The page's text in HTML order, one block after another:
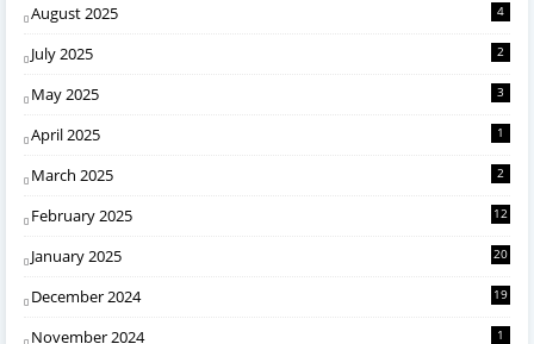
August 2025 4
July 2025 2
May 2025 3
April 2025 1
March 2025 2
February 2025 12
January 2025 20
December 2024 19
November 2024 1